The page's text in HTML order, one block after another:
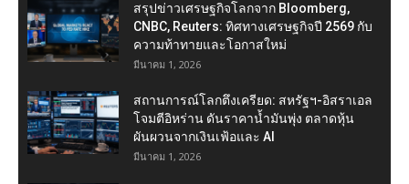
สรุปข่าวเศรษฐกิจโลกจาก Bloomberg,
CNBC, Reuters: ทิศทางเศรษฐกิจปี 2569 กับ
ความท้าทายและโอกาสใหม่
มีนาคม 1, 2026
สถานการณ์โลกตึงเครียด: สหรัฐฯ-อิสราเอล
โจมตีอิหร่าน ดันราคาน้ำมันพุ่ง ตลาดหุ้น
ผันผวนจากเงินเฟ้อและ AI
มีนาคม 1, 2026